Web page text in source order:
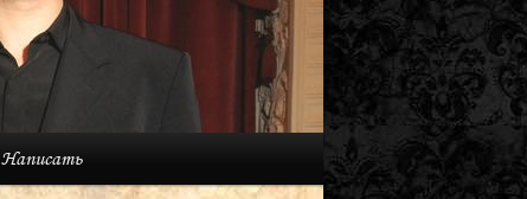
Написать